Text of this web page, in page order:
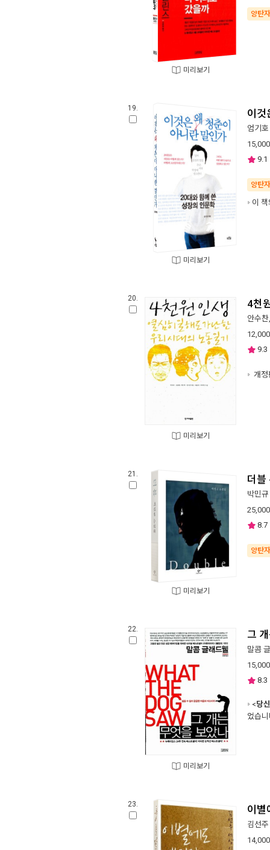
미리보기
양탄
19.
미리보기
이것
엄기호
15,000
9.1
양탄
이
20.
미리보기
4천
안수찬
12,000
9.3
개정
21.
미리보기
더블
박민규
25,000
8.7
양탄
22.
미리보기
그
말콤
15,000
8.3
<당
었습
23. 이별
김선주
14,000